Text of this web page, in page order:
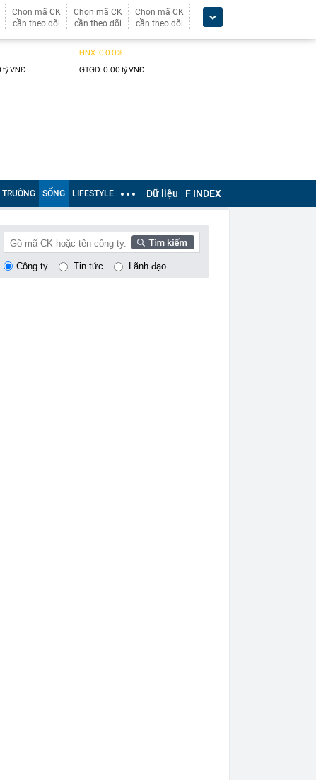
Chọn mã CK
cần theo dõi
Chọn mã CK
cần theo dõi
Chọn mã CK
cần theo dõi
SỐNG LIFESTYLE Dữ liệu F INDEX
Công ty Tin tức Lãnh đạo